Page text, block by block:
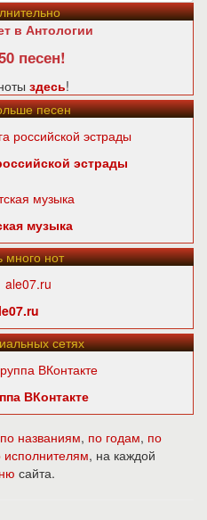
в Антологии
песен!
здесь!
песен
эстрады
музыка
много нот
сетях
ВКонтакте
по названиям, по годам, по
исполнителям, на каждой
сайта.